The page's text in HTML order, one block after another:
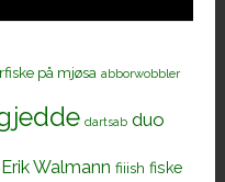
på mjøsa abborwobbler
dartsab duo
Erik Walmann fiiish fiske